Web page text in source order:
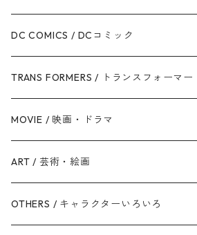
ジェダイ・オーダー
銀河帝国 / ダークサイド
反乱同盟軍 / ライトサイド
スターウォーズ・シリーズ
シークエル・トリロジー
キャプテン・アメリカ
マイティ・ソー
ハルク
ブラック・ウィドウ
ブラックパンサー
シンデレラ
美女と野獣
眠れる森の美女
リトル・マーメイド
白雪姫
カーズ
ファインディング・ニモ / ドリー
Mr.インクレディブル
アーロと少年
ピクサー
DC COMICS / DCコミック
ジャスティス・リーグ
バットマン
スーパーマン
ザ・フラッシュ
TRANS FORMERS / トランスフォーマー
MOVIE / 映画・ドラマ
ART / 芸術・絵画
OTHERS / キャラクターいろいろ